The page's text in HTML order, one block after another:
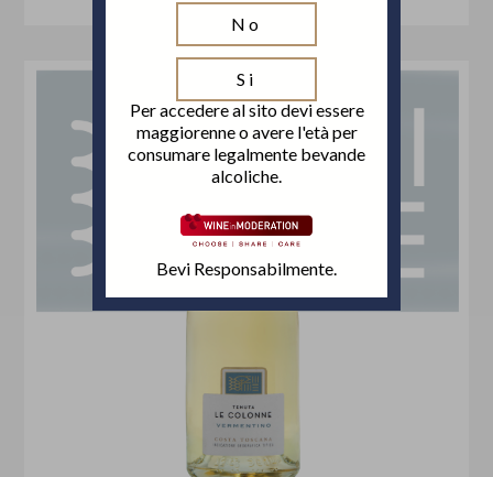
Per accedere al sito devi essere
maggiorenne o avere l'età per
consumare legalmente bevande
alcoliche.
Bevi Responsabilmente.
No
Si